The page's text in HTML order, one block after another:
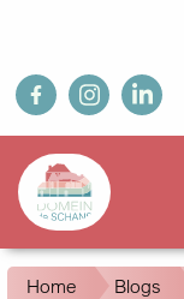
Overslaan
en
naar
inhoud
gaan
fb ig in
Main
navigation
Kruimelpad
Home Blogs